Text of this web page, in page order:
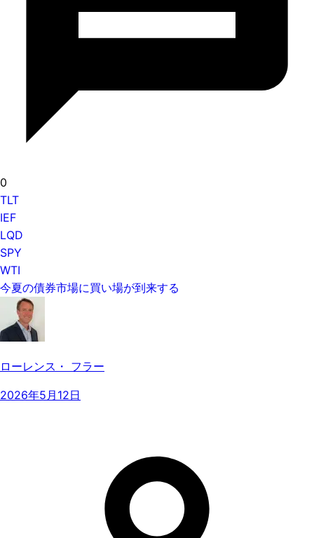
0
TLT
IEF
LQD
SPY
WTI
今夏の債券市場に買い場が到来する
ローレンス・ フラー
2026年5月12日